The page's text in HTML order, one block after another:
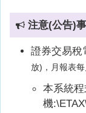
注意(公告)
證券交易稅
放)，月報表每
本系統
機